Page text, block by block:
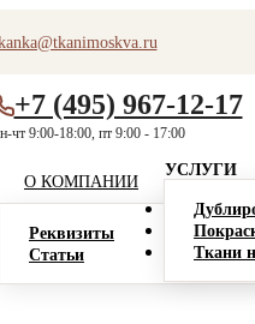
+7 (495) 967-12-17
чт 9:00-18:00, пт 9:00 - 17:00
О КОМПАНИИ
Реквизиты
Статьи
УСЛУГИ
Ткани